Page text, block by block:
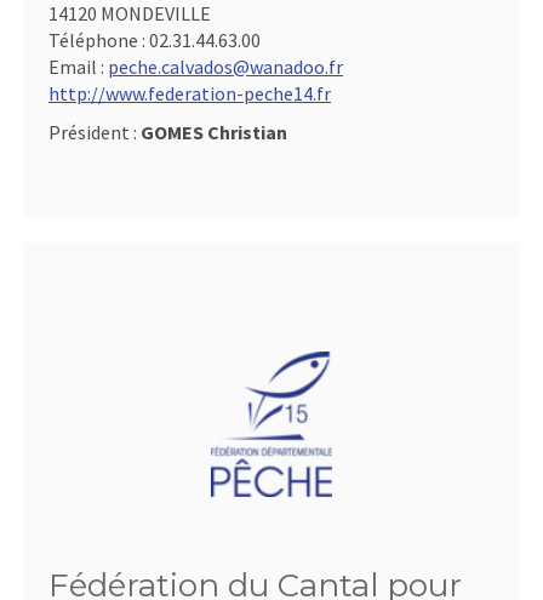
14120 MONDEVILLE
Téléphone : 02.31.44.63.00
Email : peche.calvados@wanadoo.fr
http://www.federation-peche14.fr
Président : GOMES Christian
Fédération du Cantal pour